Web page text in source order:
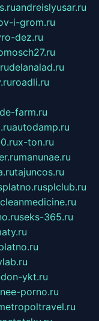
andreislyusar.ru
i-grom.ru
dez.ru
delanalad.ru
roadli.ru
farm.ru
autodamp.ru
x-ton.ru
manunae.ru
tajuncos.ru
splclub.ru
cleanmedicine.ru
seks-365.ru
don-ykt.ru
porno.ru